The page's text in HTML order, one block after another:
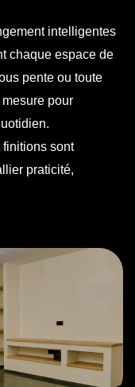
intelligentes
chaque espace de
pente ou toute
pour
finitions sont
praticité,